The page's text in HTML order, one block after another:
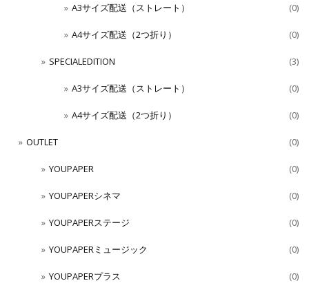
A3サイズ配送（ストレート） (0)
A4サイズ配送（2つ折り） (0)
SPECIALEDITION (3)
A3サイズ配送（ストレート） (0)
A4サイズ配送（2つ折り） (0)
OUTLET (0)
YOUPAPER (0)
YOUPAPERシネマ (0)
YOUPAPERステージ (0)
YOUPAPERミュージック (0)
YOUPAPERプラス (0)